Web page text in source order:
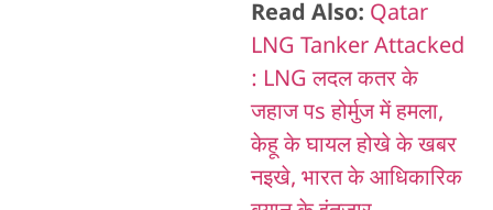
Read Also: Qatar
LNG Tanker Attacked
: LNG लदल कतर के
जहाज पs होर्मुज में हमला,
केहू के घायल होखे के खबर
नइखे, भारत के आधिकारिक